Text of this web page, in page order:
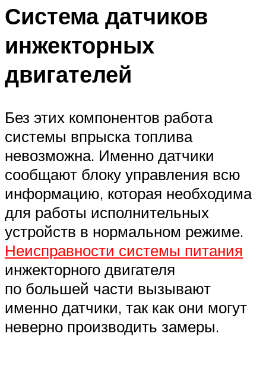
Система датчиков
инжекторных
двигателей
Без этих компонентов работа
системы впрыска топлива
невозможна. Именно датчики
сообщают блоку управления всю
информацию, которая необходима
для работы исполнительных
устройств в нормальном режиме.
Неисправности системы питания
инжекторного двигателя
по большей части вызывают
именно датчики, так как они могут
неверно производить замеры.